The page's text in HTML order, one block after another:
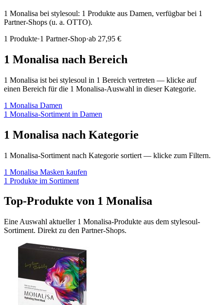
1 Monalisa bei stylesoul: 1 Produkte aus Damen, verfügbar bei 1
Partner-Shops (u. a. OTTO).
1 Produkte·1 Partner-Shop·ab 27,95 €
1 Monalisa nach Bereich
1 Monalisa ist bei stylesoul in 1 Bereich vertreten — klicke auf
einen Bereich für die 1 Monalisa-Auswahl in dieser Kategorie.
1 Monalisa Damen
1 Monalisa-Sortiment in Damen
1 Monalisa nach Kategorie
1 Monalisa-Sortiment nach Kategorie sortiert — klicke zum Filtern.
1 Monalisa Masken kaufen
1 Produkte im Sortiment
Top-Produkte von 1 Monalisa
Eine Auswahl aktueller 1 Monalisa-Produkte aus dem stylesoul-
Sortiment. Direkt zu den Partner-Shops.